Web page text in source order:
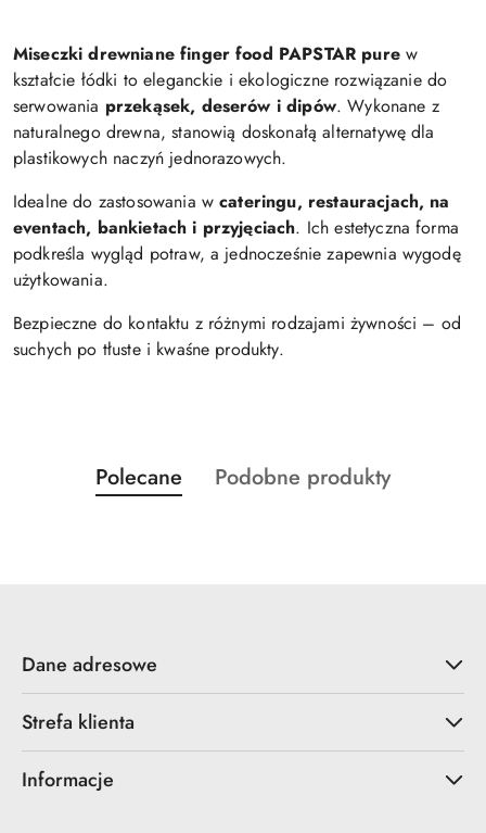
Miseczki drewniane finger food PAPSTAR purew
kształcie łódki to eleganckie i ekologiczne rozwiązanie do
serwowania przekąsek, deserów i dipów. Wykonane z
naturalnego drewna, stanowią doskonałą alternatywę dla
plastikowych naczyń jednorazowych.
Idealne do zastosowania wcateringu, restauracjach, na
eventach, bankietach i przyjęciach. Ich estetyczna forma
podkreśla wygląd potraw, a jednocześnie zapewnia wygodę
użytkowania.
Bezpieczne do kontaktu z różnymi rodzajami żywności – od
suchych po tłuste i kwaśne produkty.
Pomiń karuzelę produktów
Produkty
o
Polecane
Produkty
Podobne produkty
Dane adresowe
Strefa klienta
Informacje